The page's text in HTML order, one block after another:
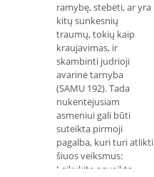
ramybę, stebėti, ar yra
kitų sunkesnių
traumų, tokių kaip
kraujavimas, ir
skambinti judrioji
avarinė tarnyba
(SAMU 192). Tada
nukentėjusiam
asmeniui gali būti
suteikta pirmoji
pagalba, kuri turi atlikti
šiuos veiksmus:
Laikykite paveiktą